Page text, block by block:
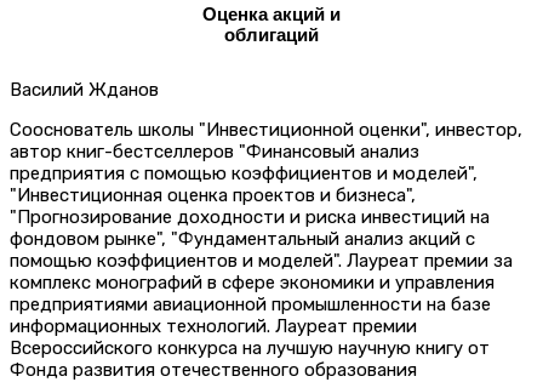
Оценка акций и
облигаций
Василий Жданов
Сооснователь школы "Инвестиционной оценки", инвестор,
автор книг-бестселлеров "Финансовый анализ
предприятия с помощью коэффициентов и моделей",
"Инвестиционная оценка проектов и бизнеса",
"Прогнозирование доходности и риска инвестиций на
фондовом рынке", "Фундаментальный анализ акций с
помощью коэффициентов и моделей". Лауреат премии за
комплекс монографий в сфере экономики и управления
предприятиями авиационной промышленности на базе
информационных технологий. Лауреат премии
Всероссийского конкурса на лучшую научную книгу от
Фонда развития отечественного образования